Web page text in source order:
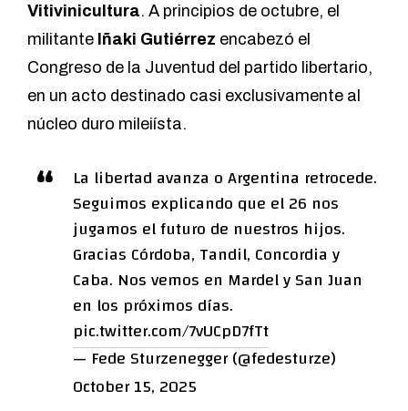
Vitivinicultura. A principios de octubre, el
militante Iñaki Gutiérrez encabezó el
Congreso de la Juventud del partido libertario,
en un acto destinado casi exclusivamente al
núcleo duro mileiísta.
La libertad avanza o Argentina retrocede.
Seguimos explicando que el 26 nos
jugamos el futuro de nuestros hijos.
Gracias Córdoba, Tandil, Concordia y
Caba. Nos vemos en Mardel y San Juan
en los próximos días.
pic.twitter.com/7vUCpD7fTt
— Fede Sturzenegger (@fedesturze)
October 15, 2025